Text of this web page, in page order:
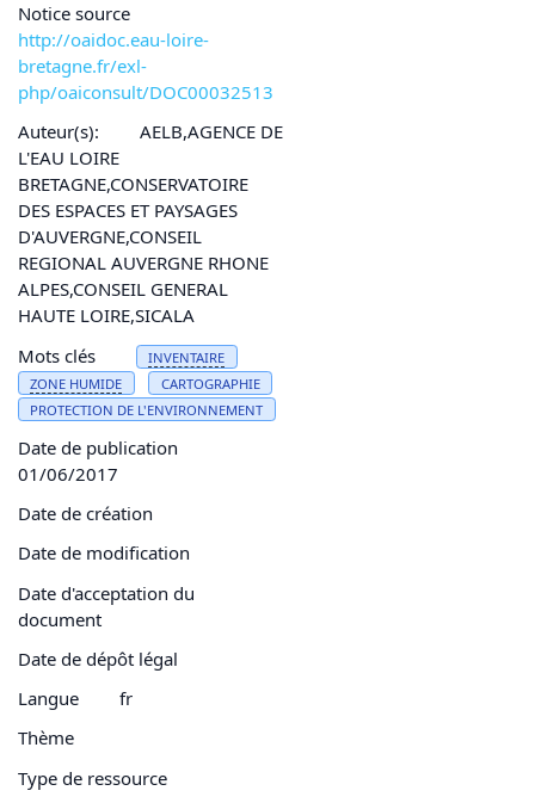
Notice source
http://oaidoc.eau-loire-
bretagne.fr/exl-
php/oaiconsult/DOC00032513
Auteur(s):
AELB,AGENCE DE
L'EAU LOIRE
BRETAGNE,CONSERVATOIRE
DES ESPACES ET PAYSAGES
D'AUVERGNE,CONSEIL
REGIONAL AUVERGNE RHONE
ALPES,CONSEIL GENERAL
HAUTE LOIRE,SICALA
Mots clés
INVENTAIRE
ZONE HUMIDE
CARTOGRAPHIE
PROTECTION DE L'ENVIRONNEMENT
Date de publication
01/06/2017
Date de création
Date de modification
Date d'acceptation du
document
Date de dépôt légal
Langue
fr
Thème
Type de ressource